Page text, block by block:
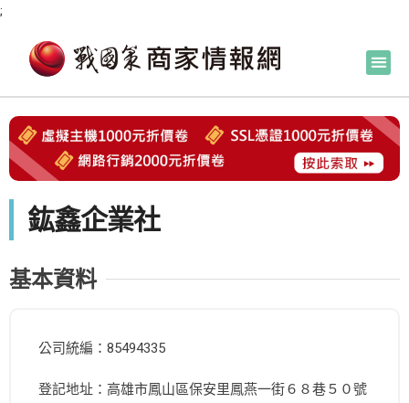
;
鈜鑫企業社
基本資料
公司統編：85494335
登記地址：高雄市鳳山區保安里鳳燕一街６８巷５０號